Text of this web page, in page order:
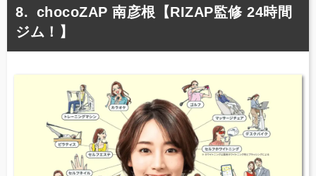
chocoZAP 南彦根【RIZAP監修 24時間
ジム！】